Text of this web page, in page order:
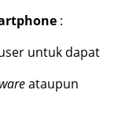
:
untuk dapat
ataupun